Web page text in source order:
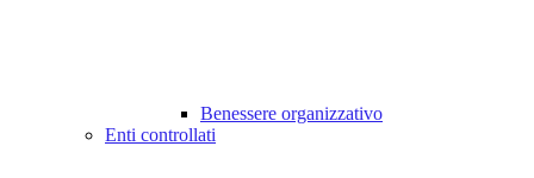
Benessere organizzativo
Enti controllati